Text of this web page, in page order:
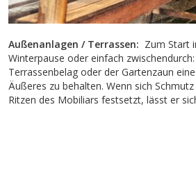
Außenanlagen / Terrassen: Zum Start
Winterpause oder einfach
Terrassenbelag oder der Gartenzaun
Äußeres zu behalten. Wenn sich
Ritzen des Mobiliars festsetzt, lässt er